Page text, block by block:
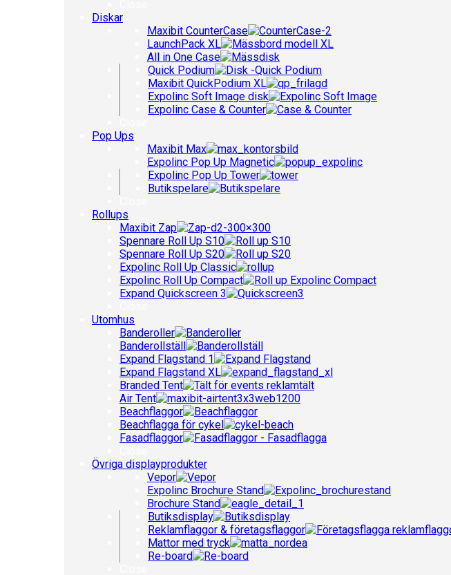
Diskar
Maxibit CounterCase
LaunchPack XL
All in One Case
Quick Podium
Maxibit QuickPodium XL
Expolinc Soft Image disk
Expolinc Case & Counter
Pop Ups
Maxibit Max
Expolinc Pop Up Magnetic
Expolinc Pop Up Tower
Butikspelare
Rollups
Maxibit Zap
Spennare Roll Up S10
Spennare Roll Up S20
Expolinc Roll Up Classic
Expolinc Roll Up Compact
Expand Quickscreen 3
Utomhus
Banderoller
Banderollställ
Expand Flagstand 1
Expand Flagstand XL
Branded Tent
Air Tent
Beachflaggor
Beachflagga för cykel
Fasadflaggor
Övriga displayprodukter
Vepor
Expolinc Brochure Stand
Brochure Stand
Butiksdisplay
Reklamflaggor & företagsflaggor
Mattor med tryck
Re-board